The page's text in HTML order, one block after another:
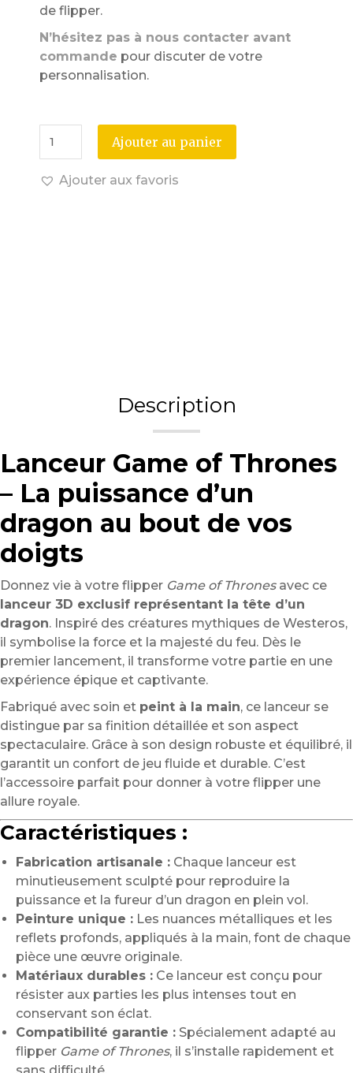
de flipper.
N’hésitez pas à nous contacter avant
commande pour discuter de votre
personnalisation.
Ajouter au panier
Ajouter aux favoris
Description
Lanceur Game of Thrones
– La puissance d’un
dragon au bout de vos
doigts
Donnez vie à votre flipper Game of Thronesavec ce
lanceur 3D exclusif représentant la tête d’un
dragon. Inspiré des créatures mythiques de Westeros,
il symbolise la force et la majesté du feu. Dès le
premier lancement, il transforme votre partie en une
expérience épique et captivante.
Fabriqué avec soin et peint à la main, ce lanceur se
distingue par sa finition détaillée et son aspect
spectaculaire. Grâce à son design robuste et équilibré, il
garantit un confort de jeu fluide et durable. C’est
l’accessoire parfait pour donner à votre flipper une
allure royale.
Caractéristiques :
Fabrication artisanale : Chaque lanceur est
minutieusement sculpté pour reproduire la
puissance et la fureur d’un dragon en plein vol.
Peinture unique : Les nuances métalliques et les
reflets profonds, appliqués à la main, font de chaque
pièce une œuvre originale.
Matériaux durables : Ce lanceur est conçu pour
résister aux parties les plus intenses tout en
conservant son éclat.
Compatibilité garantie : Spécialement adapté au
flipper Game of Thrones, il s’installe rapidement et